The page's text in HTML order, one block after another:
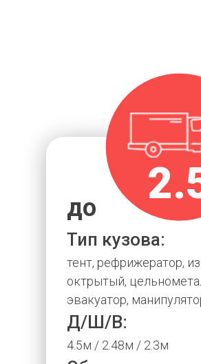
до
Тип кузова:
тент, рефрижератор,
октрытый,
эвакуатор,
Д/Ш/В:
4.5м / 2.48м / 2.3м